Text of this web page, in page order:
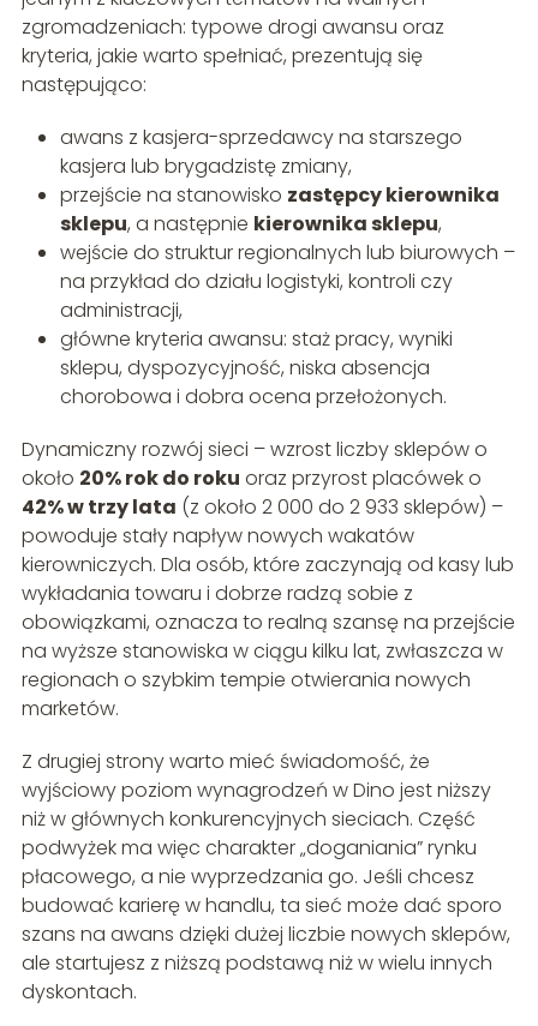
zgromadzeniach: typowe drogi awansu oraz
kryteria, jakie warto spełniać, prezentują się
następująco:
awans z kasjera-sprzedawcy na starszego
kasjera lub brygadzistę zmiany,
przejście na stanowisko zastępcy kierownika
sklepu, a następnie kierownika sklepu,
wejście do struktur regionalnych lub biurowych –
na przykład do działu logistyki, kontroli czy
administracji,
główne kryteria awansu: staż pracy, wyniki
sklepu, dyspozycyjność, niska absencja
chorobowa i dobra ocena przełożonych.
Dynamiczny rozwój sieci – wzrost liczby sklepów o
około 20% rok do roku oraz przyrost placówek o
42% w trzy lata (z około 2 000 do 2 933 sklepów) –
powoduje stały napływ nowych wakatów
kierowniczych. Dla osób, które zaczynają od kasy lub
wykładania towaru i dobrze radzą sobie z
obowiązkami, oznacza to realną szansę na przejście
na wyższe stanowiska w ciągu kilku lat, zwłaszcza w
regionach o szybkim tempie otwierania nowych
marketów.
Z drugiej strony warto mieć świadomość, że
wyjściowy poziom wynagrodzeń w Dino jest niższy
niż w głównych konkurencyjnych sieciach. Część
podwyżek ma więc charakter „doganiania” rynku
płacowego, a nie wyprzedzania go. Jeśli chcesz
budować karierę w handlu, ta sieć może dać sporo
szans na awans dzięki dużej liczbie nowych sklepów,
ale startujesz z niższą podstawą niż w wielu innych
dyskontach.